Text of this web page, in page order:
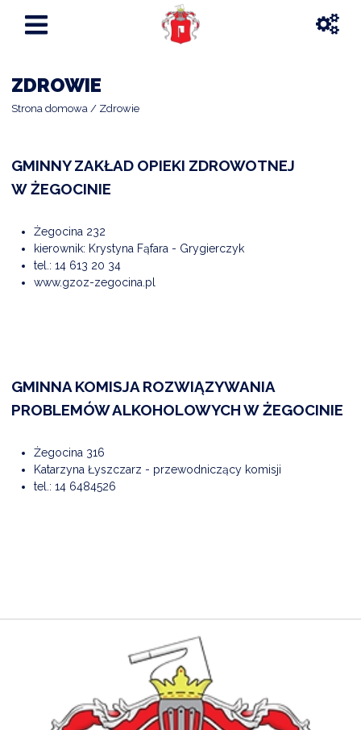
OBSŁUGI
ZDROWIE
Strona domowa Zdrowie
GMINNY ZAKŁAD OPIEKI ZDROWOTNEJ
W ŻEGOCINIE
Żegocina 232
kierownik: Krystyna Fąfara - Grygierczyk
tel.: 14 613 20 34
www.gzoz-zegocina.pl
GMINNA KOMISJA ROZWIĄZYWANIA
PROBLEMÓW ALKOHOLOWYCH W ŻEGOCINIE
Żegocina 316
Katarzyna Łyszczarz - przewodniczący komisji
tel.: 14 6484526